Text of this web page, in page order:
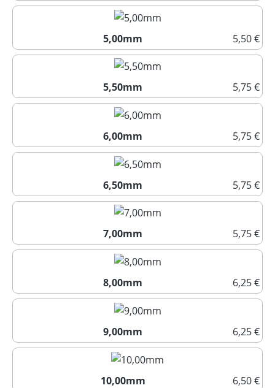
4,50mm
5,00mm
5,50 €
5,00mm
5,50mm
5,75 €
5,50mm
6,00mm
5,75 €
6,00mm
6,50mm
5,75 €
6,50mm
7,00mm
5,75 €
7,00mm
8,00mm
6,25 €
8,00mm
9,00mm
6,25 €
9,00mm
10,00mm
6,50 €